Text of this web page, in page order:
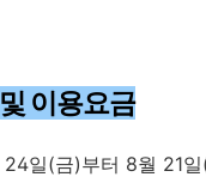
이용요금
일(금)부터 8월 21